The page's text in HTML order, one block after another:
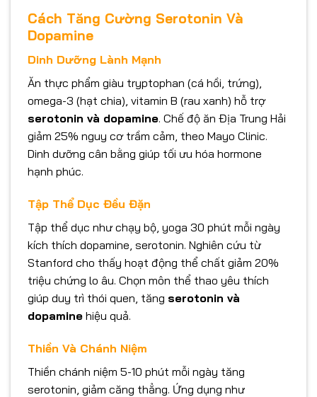
Cách Tăng Cường Serotonin Và
Dopamine
Dinh Dưỡng Lành Mạnh
Ăn thực phẩm giàu tryptophan (cá hồi, trứng),
omega-3 (hạt chia), vitamin B (rau xanh) hỗ trợ
serotonin và dopamine. Chế độ ăn Địa Trung Hải
giảm 25% nguy cơ trầm cảm, theo Mayo Clinic.
Dinh dưỡng cân bằng giúp tối ưu hóa hormone
hạnh phúc.
Tập Thể Dục Đều Đặn
Tập thể dục như chạy bộ, yoga 30 phút mỗi ngày
kích thích dopamine, serotonin. Nghiên cứu từ
Stanford cho thấy hoạt động thể chất giảm 20%
triệu chứng lo âu. Chọn môn thể thao yêu thích
giúp duy trì thói quen, tăng serotonin và
dopamine hiệu quả.
Thiền Và Chánh Niệm
Thiền chánh niệm 5-10 phút mỗi ngày tăng
serotonin, giảm căng thẳng. Ứng dụng như